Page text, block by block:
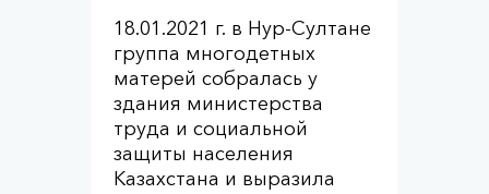
18.01.2021 г. в Нур-Султане
группа многодетных
матерей собралась у
здания министерства
труда и социальной
защиты населения
Казахстана и выразила